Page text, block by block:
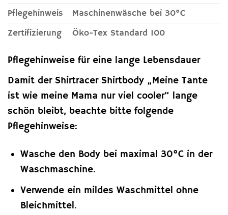
Pflegehinweis
Maschinenwäsche bei 30°C
Zertifizierung
Öko-Tex Standard 100
Pflegehinweise für eine lange Lebensdauer
Damit der Shirtracer Shirtbody „Meine Tante
ist wie meine Mama nur viel cooler“ lange
schön bleibt, beachte bitte folgende
Pflegehinweise:
Wasche den Body bei maximal 30°C in der
Waschmaschine.
Verwende ein mildes Waschmittel ohne
Bleichmittel.